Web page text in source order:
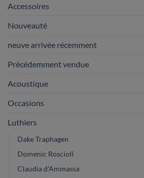
Accessoires
Nouveauté
neuve arrivée récemment
Précédemment vendue
Acoustique
Occasions
Luthiers
Dake Traphagen
Domenic Roscioli
Claudia d'Ammassa